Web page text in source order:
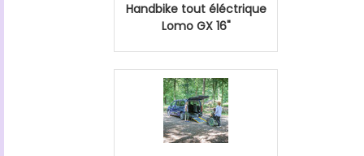
Handbike tout éléctrique
Lomo GX 16"